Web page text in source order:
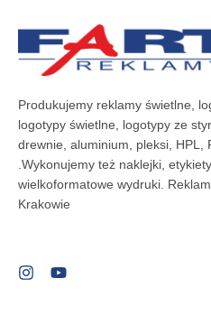
Produkujemy reklamy świetlne,
logotypy świetlne, logotypy ze
drewnie, aluminium, pleksi, HPL,
.Wykonujemy też naklejki,
wielkoformatowe wydruki.
Krakowie